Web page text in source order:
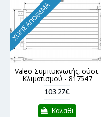
ΧΩΡΊΣ ΑΠΌΘΕΜΑ
Valeo Συμπυκνωτής, σύστ.
Κλιματισμού - 817547
103,27€
Καλαθι